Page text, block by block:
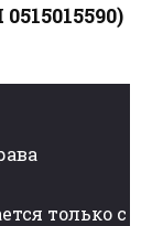
только с